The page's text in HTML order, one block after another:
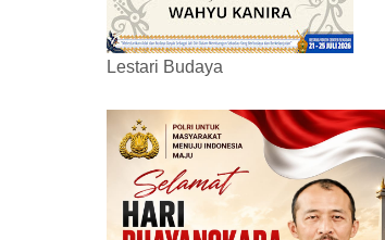
Lestari Budaya